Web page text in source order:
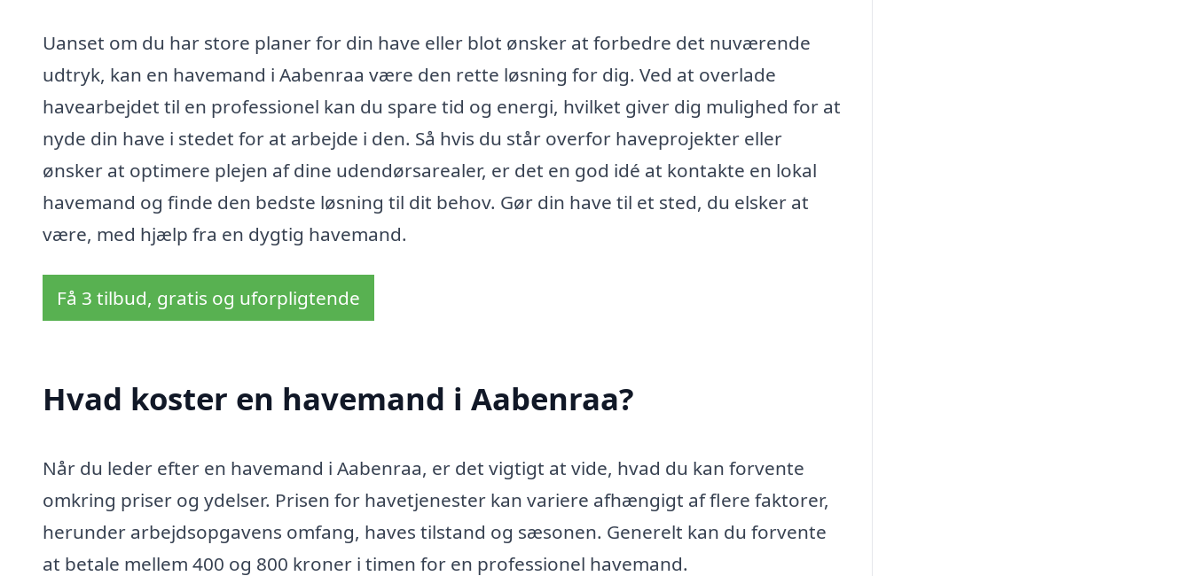
Uanset om du har store planer for din have eller blot ønsker at forbedre det nuværende
udtryk, kan en havemand i Aabenraa være den rette løsning for dig. Ved at overlade
havearbejdet til en professionel kan du spare tid og energi, hvilket giver dig mulighed for at
nyde din have i stedet for at arbejde i den. Så hvis du står overfor haveprojekter eller
ønsker at optimere plejen af dine udendørsarealer, er det en god idé at kontakte en lokal
havemand og finde den bedste løsning til dit behov. Gør din have til et sted, du elsker at
være, med hjælp fra en dygtig havemand.
Få 3 tilbud, gratis og uforpligtende
Hvad koster en havemand i Aabenraa?
Når du leder efter en havemand i Aabenraa, er det vigtigt at vide, hvad du kan forvente
omkring priser og ydelser. Prisen for havetjenester kan variere afhængigt af flere faktorer,
herunder arbejdsopgavens omfang, haves tilstand og sæsonen. Generelt kan du forvente
at betale mellem 400 og 800 kroner i timen for en professionel havemand.